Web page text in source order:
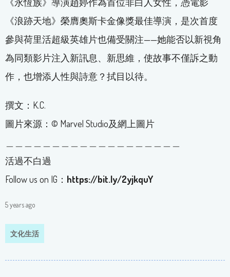
《浪跡天地》榮膺奧斯卡金像獎最佳導演，是次首度
參與荷里活超級英雄片也備受關注——她能否以新視角
為同類影片注入新訊息、新思維，使故事不僅訴之動
作，也增添人性與詩意？拭目以待。
撰文：K.C.
圖片來源：© Marvel Studio及網上圖片
活過不白過
Follow us on IG： https://bit.ly/2yjkquY
5 years ago
文化生活